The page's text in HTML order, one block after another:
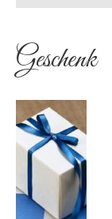
Geschenk